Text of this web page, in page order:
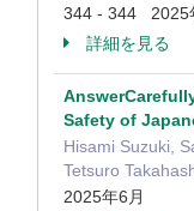
344 - 344 2025
詳細を見る
Safety of
Hisami Suzuki,
Tetsuro
2025年6月